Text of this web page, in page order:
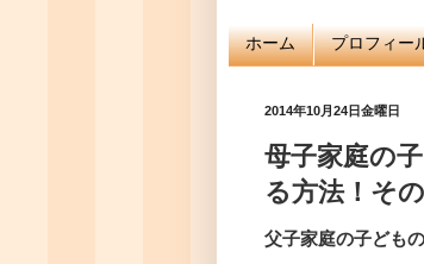
ホーム プロフィー
2014年10月24日金曜日
母子家庭の
る方法！そ
父子家庭の子ども